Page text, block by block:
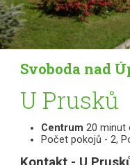
Svoboda nad
U Prusků
Centrum 20 minut
Počet pokojů - 2,